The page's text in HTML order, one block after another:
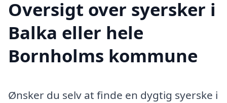
Oversigt over syersker i
Balka eller hele
Bornholms kommune
Ønsker du selv at finde en dygtig syerske i